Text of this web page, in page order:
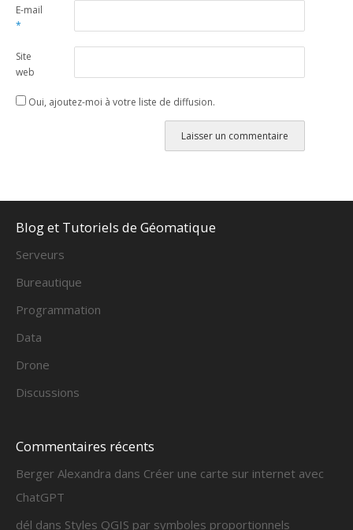
E-mail
*
Site
web
Oui, ajoutez-moi à votre liste de diffusion.
Blog et Tutoriels de Géomatique
Serveurs
Bureautique
Programmation
Data
Drone
Discussions
Commentaires récents
Berger Alexandra dans Créer une carte sur internet avec
ChatGPT
dél dans Styles QGIS par symboles proportionnels